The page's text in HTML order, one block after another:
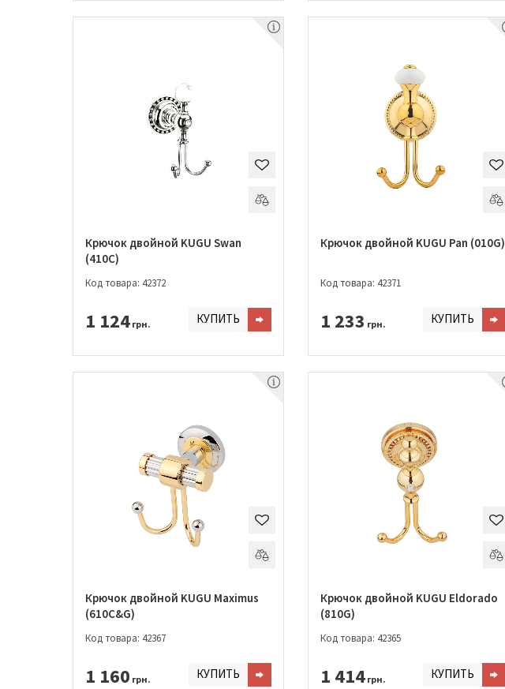
Крючок двойной KUGU Swan
(410C)
Код товара: 42372
1 124 грн. КУПИТЬ
Крючок двойной KUGU Pan (010G)
Код товара: 42371
1 233 грн. КУПИТЬ
Крючок двойной KUGU Maximus
(610C&G)
Код товара: 42367
1 160 грн. КУПИТЬ
Крючок двойной KUGU Eldorado
(810G)
Код товара: 42365
1 414 грн. КУПИТЬ